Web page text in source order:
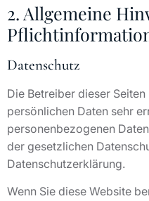
2. Allgemeine
Datenschutz
Die Betreiber dieser
persönlichen Daten sehr
personenbezogenen
der gesetzlichen
Datenschutzerklärung.
Wenn Sie diese Website